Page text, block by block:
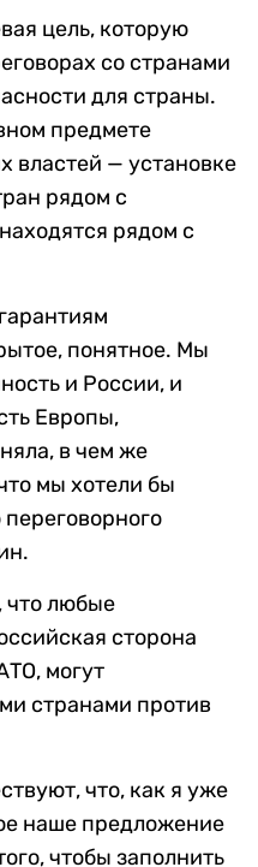
цель, которую
со странами
для страны.
предмете
властей — установке
рядом с
рядом с
понятное. Мы
и России, и
Европы,
в чем же
мы хотели бы
переговорного
что любые
сторона
могут
странами против
что, как я уже
наше предложение
чтобы заполнить